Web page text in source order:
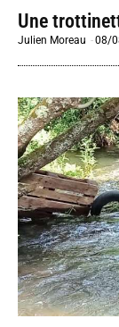
Une
Julien Moreau -08/